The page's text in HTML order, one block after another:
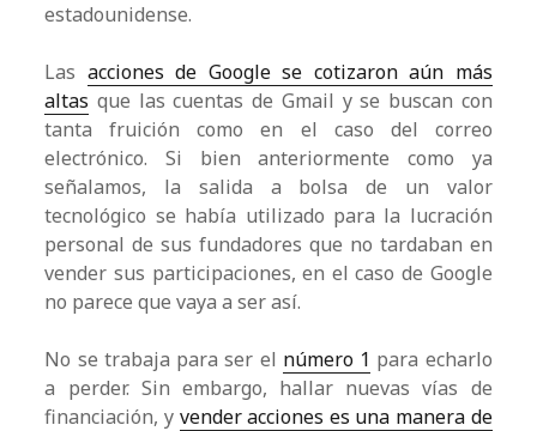
estadounidense.
Las acciones de Google se cotizaron aún más
altas que las cuentas de Gmail y se buscan con
tanta fruición como en el caso del correo
electrónico. Si bien anteriormente como ya
señalamos, la salida a bolsa de un valor
tecnológico se había utilizado para la lucración
personal de sus fundadores que no tardaban en
vender sus participaciones, en el caso de Google
no parece que vaya a ser así.
No se trabaja para ser el número 1 para echarlo
a perder. Sin embargo, hallar nuevas vías de
financiación, y vender acciones es una manera de